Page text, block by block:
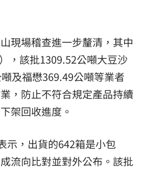
現場稽查進一步釐清，其中
，該批1309.52公噸大豆沙
及福懋369.49公噸等業者
，防止不符合規定產品持續
架回收進度。
示，出貨的642箱是小包
流向比對並對外公布。該批